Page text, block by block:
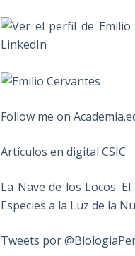
Follow me on
Artículos en digital CSIC
La Nave de los Locos.
Especies a la Luz de la
Tweets por